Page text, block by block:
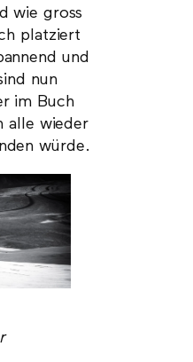
wie gross
platziert
und
nun
im Buch
alle wieder
würde.